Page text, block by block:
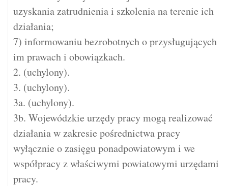
uzyskania zatrudnienia i szkolenia na terenie ich
działania;
7) informowaniu bezrobotnych o przysługujących
im prawach i obowiązkach.
2. (uchylony).
3. (uchylony).
3a. (uchylony).
3b. Wojewódzkie urzędy pracy mogą realizować
działania w zakresie pośrednictwa pracy
wyłącznie o zasięgu ponadpowiatowym i we
współpracy z właściwymi powiatowymi urzędami
pracy.